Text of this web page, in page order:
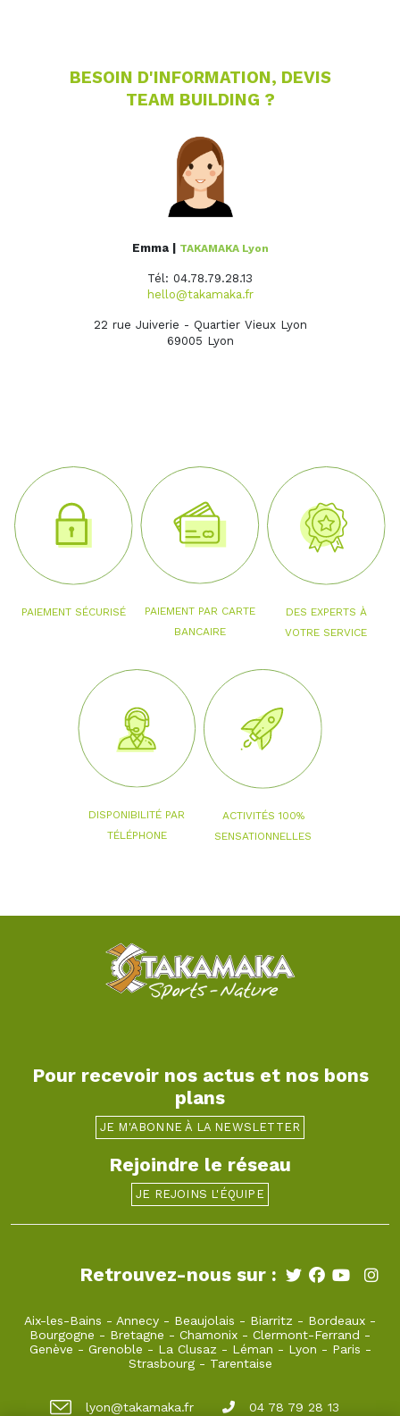
BESOIN D'INFORMATION, DEVIS
TEAM BUILDING ?
Emma | TAKAMAKA Lyon
Tél: 04.78.79.28.13
hello@takamaka.fr
22 rue Juiverie - Quartier Vieux Lyon
69005 Lyon
PAIEMENT SÉCURISÉ
PAIEMENT PAR CARTE
BANCAIRE
DES EXPERTS À
VOTRE SERVICE
DISPONIBILITÉ PAR
TÉLÉPHONE
ACTIVITÉS 100%
SENSATIONNELLES
Pour recevoir nos actus et nos bons
plans
JE M'ABONNE À LA NEWSLETTER
Rejoindre le réseau
JE REJOINS L'ÉQUIPE
Retrouvez-nous sur :
Aix-les-Bains - Annecy - Beaujolais - Biarritz - Bordeaux -
Bourgogne - Bretagne - Chamonix - Clermont-Ferrand -
Genève - Grenoble - La Clusaz - Léman - Lyon - Paris -
Strasbourg- Tarentaise
lyon@takamaka.fr 04 78 79 28 13